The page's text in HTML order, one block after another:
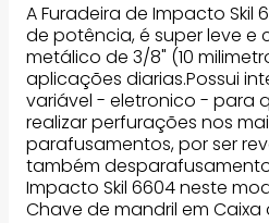
A Furadeira de Impacto Skil
de potência, é super leve e
metálico de 3/8" (10
aplicações diarias.Possui
variável - eletronico - para
realizar perfurações nos
parafusamentos, por ser
também
Impacto Skil 6604 neste
Chave de mandril em Caixa